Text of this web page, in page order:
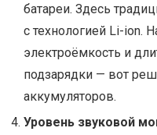
батареи. Здесь
с технологией Li-ion.
электроёмкость и
подзарядки — вот
аккумуляторов.
Уровень звуковой